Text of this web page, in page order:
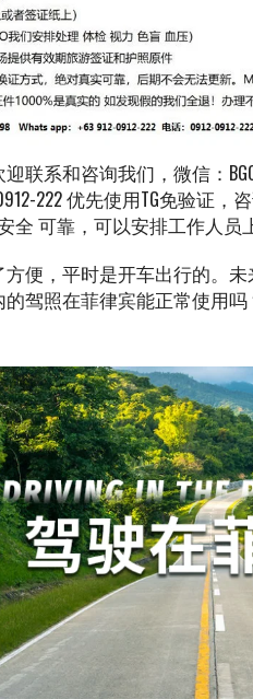
联系和咨询我们，微信：
222 优先使用TG免验证，
全 可靠，可以安排工作人员
便，平时是开车出行的。
驾照在菲律宾能正常使用吗